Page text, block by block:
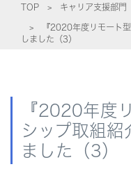
TOP キャリア支援部門
『2020年度リモート
しました（3）
『2020年度
シップ取組紹
ました（3）